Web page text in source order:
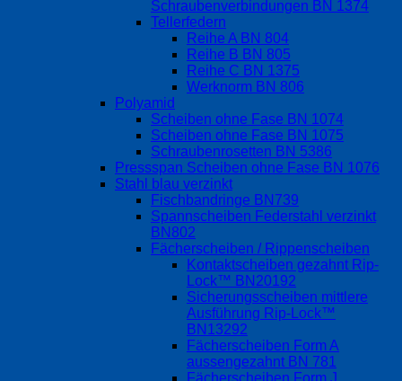
Schraubenverbindungen BN 1374
Tellerfedern
Reihe A BN 804
Reihe B BN 805
Reihe C BN 1375
Werknorm BN 806
Polyamid
Scheiben ohne Fase BN 1074
Scheiben ohne Fase BN 1075
Schraubenrosetten BN 5386
Pressspan Scheiben ohne Fase BN 1076
Stahl blau verzinkt
Fischbandringe BN739
Spannscheiben Federstahl verzinkt
BN802
Fächerscheiben / Rippenscheiben
Kontaktscheiben gezahnt Rip-
Lock™ BN20192
Sicherungsscheiben mittlere
Ausführung Rip-Lock™
BN13292
Fächerscheiben Form A
aussengezahnt BN 781
Fächerscheiben Form J